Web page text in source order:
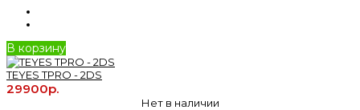
В корзину
TEYES TPRO - 2DS
29900р.
Нет в наличии